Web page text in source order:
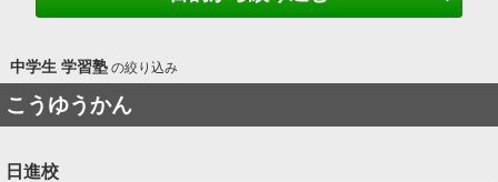
中学生 学習塾の絞り込み
こうゆうかん
日進校